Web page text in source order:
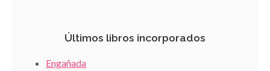
Últimos libros incorporados
Engañada